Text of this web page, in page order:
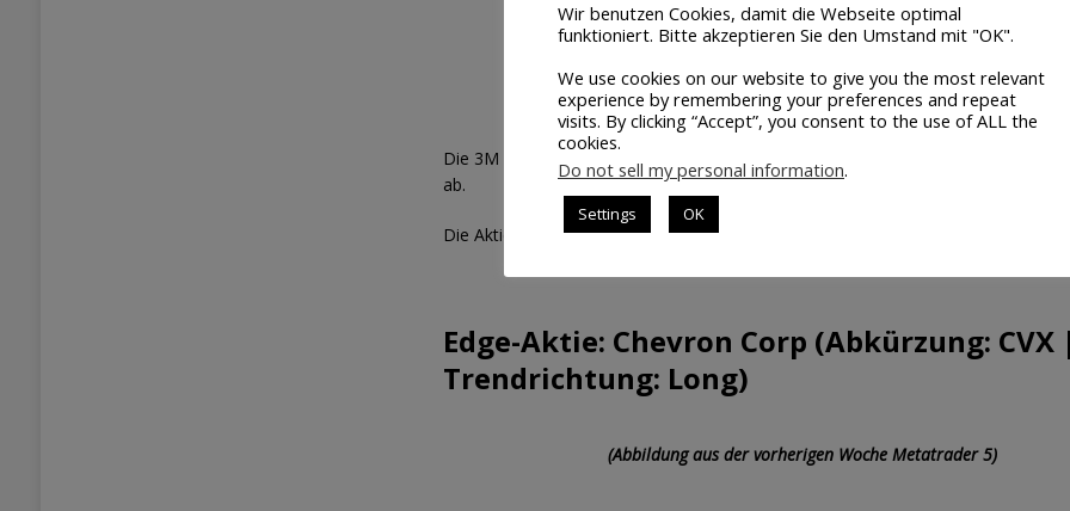
Die 3M Co hingegen konnte unser Edge-Niveau erreichen und schließt somit
ab.
Die Aktie konnte auch deutlich über unser Edge-Niveau hinauslaufen.
Edge-Aktie: Chevron Corp (Abkürzung: CVX |
Trendrichtung: Long)
(Abbildung aus der vorherigen Woche Metatrader 5)
Wir benutzen Cookies, damit die Webseite optimal
funktioniert. Bitte akzeptieren Sie den Umstand mit "OK".
We use cookies on our website to give you the most relevant
experience by remembering your preferences and repeat
visits. By clicking “Accept”, you consent to the use of ALL the
cookies.
Do not sell my personal information.
Settings OK